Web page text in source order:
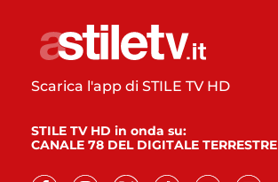
Scarica l'app di STILE TV HD
STILE TV HD in onda su:
CANALE 78 DEL DIGITALE TERRESTRE